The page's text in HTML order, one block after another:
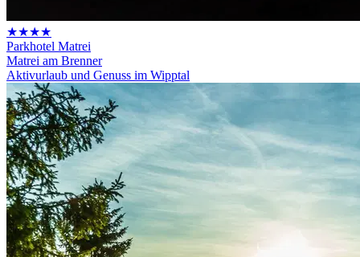
★★★★
Parkhotel Matrei
Matrei am Brenner
Aktivurlaub und Genuss im Wipptal